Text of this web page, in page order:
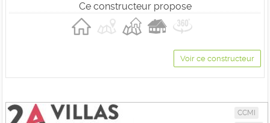
Ce constructeur propose
Voir ce constructeur
CCMI